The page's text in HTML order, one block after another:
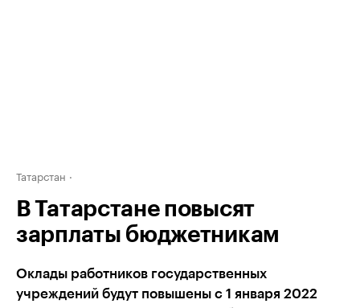
Татарстан
В Татарстане повысят
зарплаты бюджетникам
Оклады работников государственных
учреждений будут повышены с 1 января 2022